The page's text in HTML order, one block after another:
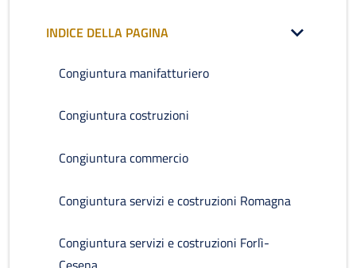
INDICE DELLA PAGINA
Congiuntura manifatturiero
Congiuntura costruzioni
Congiuntura commercio
Congiuntura servizi e costruzioni Romagna
Congiuntura servizi e costruzioni Forlì-